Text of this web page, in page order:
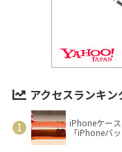
アクセスランキン
iPhoneケー
「iPhoneバ